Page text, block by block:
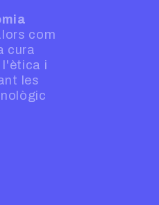
com
cura
l'ètica i
les